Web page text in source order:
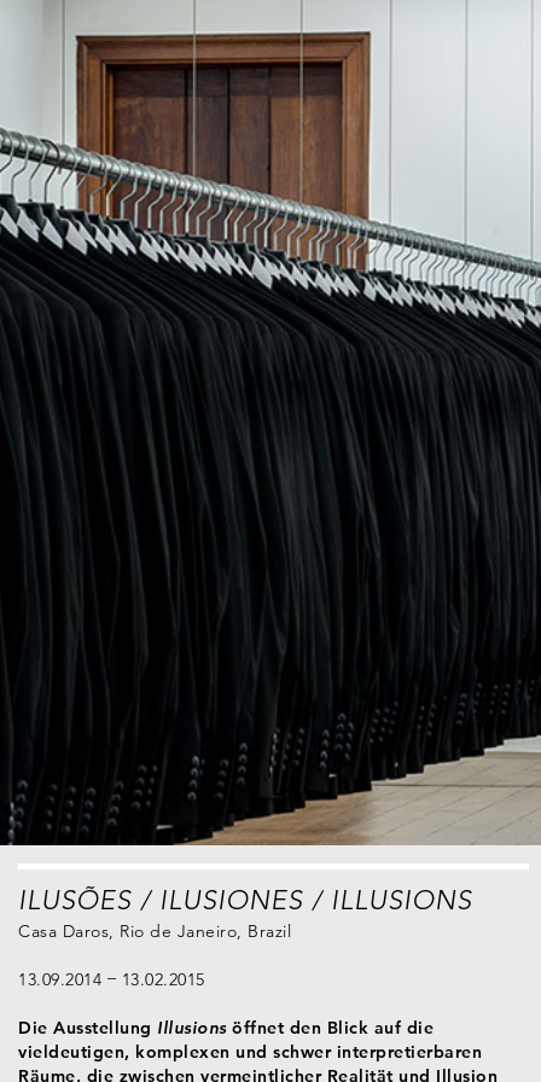
ILUSÕES / ILUSIONES / ILLUSIONS
Casa Daros, Rio de Janeiro, Brazil
13.09.2014 13.02.2015
Die Ausstellung Illusionsöffnet den Blick auf die
vieldeutigen, komplexen und schwer interpretierbaren
Räume, die zwischen vermeintlicher Realität und Illusion